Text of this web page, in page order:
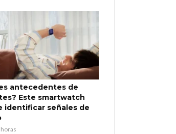
antecedentes de
Este smartwatch
identificar señales de